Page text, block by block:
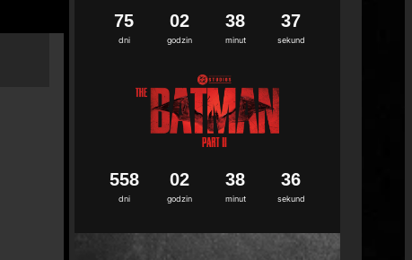
dni
75
godzin
02
minut
38
sekund
36
dni
558
godzin
02
minut
38
sekund
35